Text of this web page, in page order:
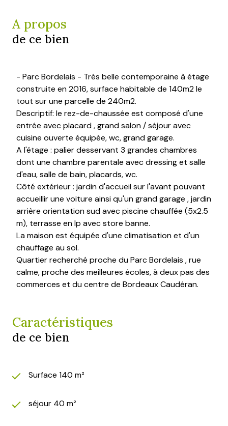
A propos
de ce bien
- Parc Bordelais - Trés belle contemporaine à étage
construite en 2016, surface habitable de 140m2 le
tout sur une parcelle de 240m2.
Descriptif: le rez-de-chaussée est composé d'une
entrée avec placard , grand salon / séjour avec
cuisine ouverte équipée, wc, grand garage.
A l'étage : palier desservant 3 grandes chambres
dont une chambre parentale avec dressing et salle
d'eau, salle de bain, placards, wc.
Côté extérieur : jardin d'accueil sur l'avant pouvant
accueillir une voiture ainsi qu'un grand garage , jardin
arrière orientation sud avec piscine chauffée (5x2.5
m), terrasse en Ip avec store banne.
La maison est équipée d'une climatisation et d'un
chauffage au sol.
Quartier recherché proche du Parc Bordelais , rue
calme, proche des meilleures écoles, à deux pas des
commerces et du centre de Bordeaux Caudéran.
Caractéristiques
de ce bien
Surface 140 m²
séjour 40 m²